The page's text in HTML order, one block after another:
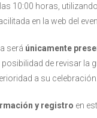
10:00 horas,
en la web del
será únicamente
posibilidad de revisar la
a su celebración.
y registro en